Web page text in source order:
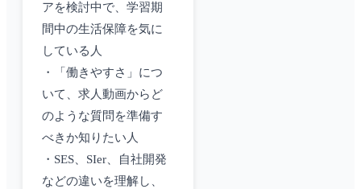
アを検討中で、学習期
間中の生活保障を気に
している人
・「働きやすさ」につ
いて、求人動画からど
のような質問を準備す
べきか知りたい人
・SES、SIer、自社開発
などの違いを理解し、